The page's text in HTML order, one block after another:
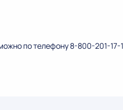
по телефону 8-800-201-17-